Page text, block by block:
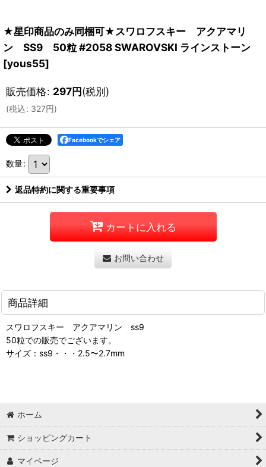
★星印商品のみ同梱可★スワロフスキー アクアマリ
ン SS9 50粒 #2058 SWAROVSKI ラインストーン
[yous55]
販売価格: 297円(税別)
(税込: 327円)
Facebookでシェア
数量:
返品特約に関する重要事項
カートに入れる
お問い合わせ
商品詳細
スワロフスキー アクアマリン ss9
50粒での販売でございます。
サイズ：ss9・・・2.5〜2.7mm
ホーム
ショッピングカート
マイページ